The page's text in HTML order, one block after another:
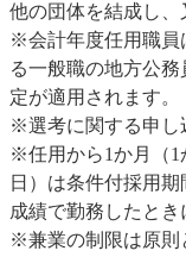
他の団体を結成し、
※会計年度任用職員
る一般職の地方公
定が適用されます。
※選考に関する申し
※任用から1か月（1
日）は条件付採用
成績で勤務したとき
※兼業の制限は原則